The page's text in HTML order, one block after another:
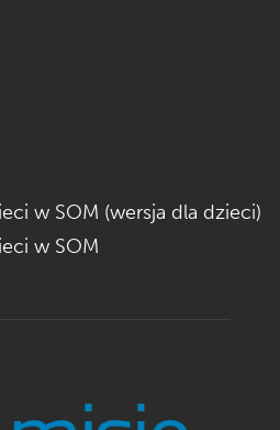
w SOM (wersja dla dzieci)
w SOM